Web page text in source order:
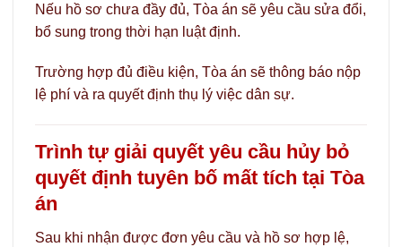
Nếu hồ sơ chưa đầy đủ, Tòa án sẽ yêu cầu sửa đổi,
bổ sung trong thời hạn luật định.
Trường hợp đủ điều kiện, Tòa án sẽ thông báo nộp
lệ phí và ra quyết định thụ lý việc dân sự.
Trình tự giải quyết yêu cầu hủy bỏ
quyết định tuyên bố mất tích tại Tòa
án
Sau khi nhận được đơn yêu cầu và hồ sơ hợp lệ,